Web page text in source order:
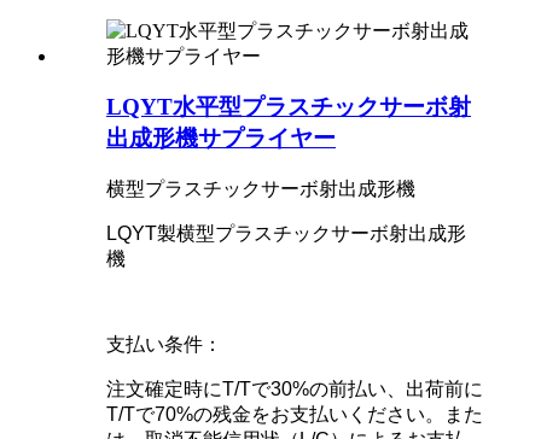
LQYT水平型プラスチックサーボ射
出成形機サプライヤー
横型プラスチックサーボ射出成形機
LQYT製横型プラスチックサーボ射出成形
機
支払い条件：
注文確定時にT/Tで30%の前払い、出荷前に
T/Tで70%の残金をお支払いください。また